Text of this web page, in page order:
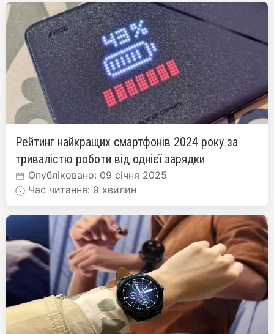
Рейтинг найкращих смартфонів 2024 року за
тривалістю роботи від однієї зарядки
Опубліковано: 09 січня 2025
Час читання: 9 хвилин